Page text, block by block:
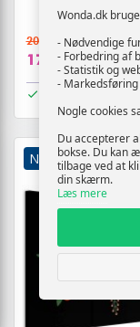
209,-
179,-
NY TILBUD
Wonda.dk
- Nødvendige
- Forbedring af
- Statistik og
- Markedsføring
Nogle cookies
Du accepterer
bokse. Du kan
tilbage ved at
din skærm.
Læs mere